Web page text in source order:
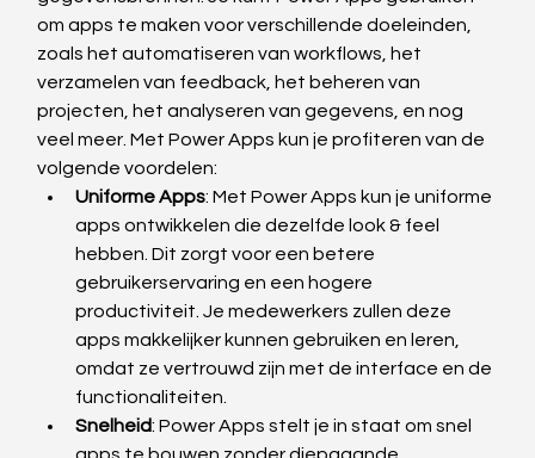
om apps te maken voor verschillende doeleinden,
zoals het automatiseren van workflows, het
verzamelen van feedback, het beheren van
projecten, het analyseren van gegevens, en nog
veel meer. Met Power Apps kun je profiteren van de
volgende voordelen:
Uniforme Apps: Met Power Apps kun je uniforme
apps ontwikkelen die dezelfde look & feel
hebben. Dit zorgt voor een betere
gebruikerservaring en een hogere
productiviteit. Je medewerkers zullen deze
apps makkelijker kunnen gebruiken en leren,
omdat ze vertrouwd zijn met de interface en de
functionaliteiten.
Snelheid: Power Apps stelt je in staat om snel